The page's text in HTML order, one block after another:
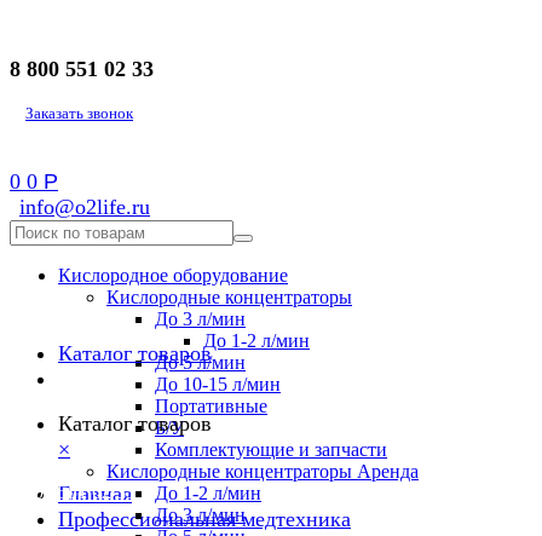
8 800 551 02 33
Заказать звонок
0 0 Р
info@o2life.ru
Кислородное оборудование
Кислородные концентраторы
До 3 л/мин
До 1-2 л/мин
До 5 л/мин
До 10-15 л/мин
Портативные
Б/У
Комплектующие и запчасти
Кислородные концентраторы Аренда
До 1-2 л/мин
До 3 л/мин
Каталог товаров
Каталог товаров
×
8 800 551 02 33
Главная
Профессиональная медтехника